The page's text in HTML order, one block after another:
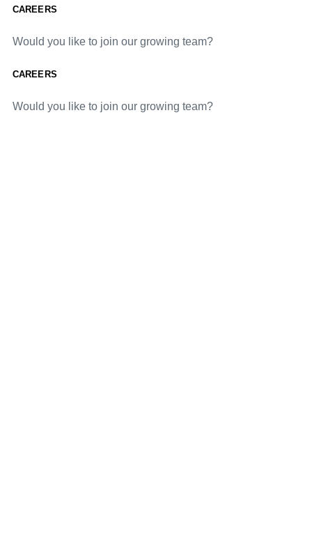
CAREERS
Would you like to join our growing team?
CAREERS
Would you like to join our growing team?